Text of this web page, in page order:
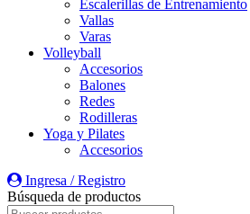
Escalerillas de Entrenamiento
Vallas
Varas
Volleyball
Accesorios
Balones
Redes
Rodilleras
Yoga y Pilates
Accesorios
Ingresa / Registro
Búsqueda de productos